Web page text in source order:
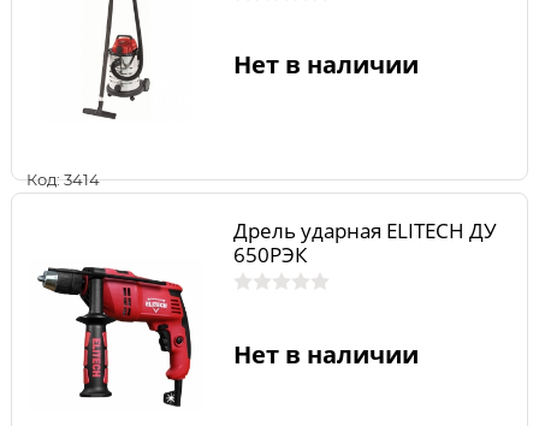
Код: 3414
Нет в наличии
Дрель ударная ELITECH ДУ
650РЭК
Нет в наличии